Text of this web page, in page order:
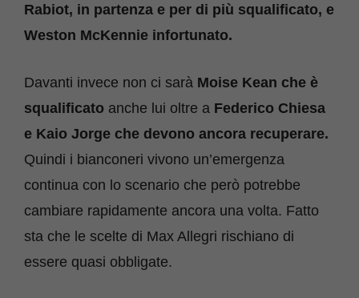
Rabiot, in partenza e per di più squalificato, e
Weston McKennie infortunato.
Davanti invece non ci sarà Moise Kean che è
squalificato anche lui oltre a Federico Chiesa
e Kaio Jorge che devono ancora recuperare.
Quindi i bianconeri vivono un’emergenza
continua con lo scenario che però potrebbe
cambiare rapidamente ancora una volta. Fatto
sta che le scelte di Max Allegri rischiano di
essere quasi obbligate.